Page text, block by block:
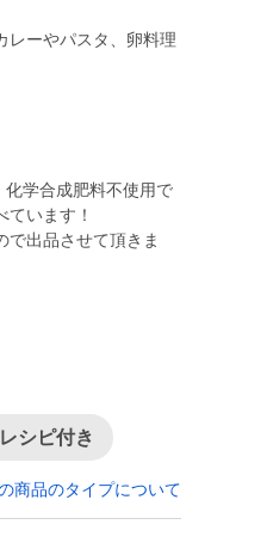
レーやパスタ、卵料理
学合成肥料不使用で
います！
出品させて頂きま
シピ付き
商品のタイプについて